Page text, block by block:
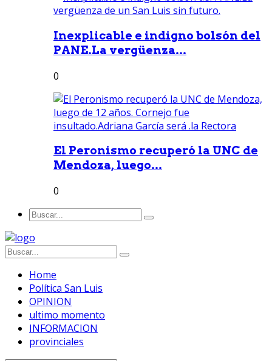
Inexplicable e indigno bolsón del
PANE.La vergüenza...
0
El Peronismo recuperó la UNC de
Mendoza, luego...
0
Home
Política San Luis
OPINION
ultimo momento
INFORMACION
provinciales